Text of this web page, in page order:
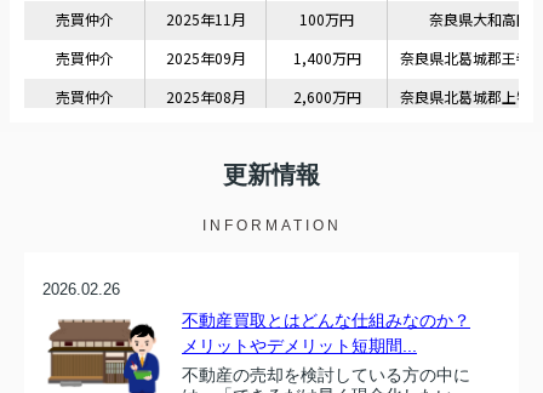
更新情報
INFORMATION
2026.02.26
不動産買取とはどんな仕組みなのか？
メリットやデメリット短期間...
不動産の売却を検討している方の中に